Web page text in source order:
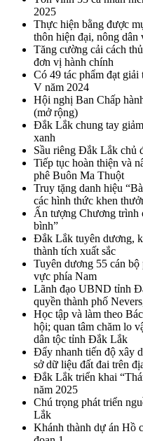
2025
Thực hiện bằng được
thôn hiện đại, nông dân
Tăng cường cải cách
đơn vị hành chính
Có 49 tác phẩm đạt
V năm 2024
Hội nghị Ban Chấp
(mở rộng)
Đắk Lắk chung tay
xanh
Sầu riêng Đắk Lắk chủ
Tiếp tục hoàn thiện và
phê Buôn Ma Thuột
Truy tặng danh hiệu
các hình thức khen
Ấn tượng Chương trình
bình”
Đắk Lắk tuyên dương,
thành tích xuất sắc
Tuyên dương 55 cán bộ
vực phía Nam
Lãnh đạo UBND tỉnh
quyền thành phố
Học tập và làm theo
hội; quan tâm chăm lo
dân tộc tỉnh Đắk Lắk
Đẩy nhanh tiến độ xây
sở dữ liệu đất đai trên
Đắk Lắk triển khai
năm 2025
Chú trọng phát triển
Lắk
Khánh thành dự án Hồ